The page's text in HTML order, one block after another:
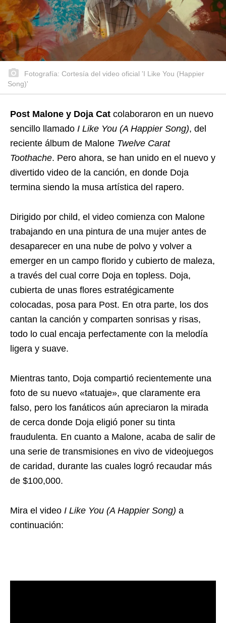
Fotografía: Cortesía del video oficial 'I Like You (Happier
Song)'
Post Malone y Doja Cat colaboraron en un nuevo
sencillo llamado I Like You (A Happier Song), del
reciente álbum de Malone Twelve Carat
Toothache. Pero ahora, se han unido en el nuevo y
divertido video de la canción, en donde Doja
termina siendo la musa artística del rapero.
Dirigido por child, el video comienza con Malone
trabajando en una pintura de una mujer antes de
desaparecer en una nube de polvo y volver a
emerger en un campo florido y cubierto de maleza,
a través del cual corre Doja en topless. Doja,
cubierta de unas flores estratégicamente
colocadas, posa para Post. En otra parte, los dos
cantan la canción y comparten sonrisas y risas,
todo lo cual encaja perfectamente con la melodía
ligera y suave.
Mientras tanto, Doja compartió recientemente una
foto de su nuevo «tatuaje», que claramente era
falso, pero los fanáticos aún apreciaron la mirada
de cerca donde Doja eligió poner su tinta
fraudulenta. En cuanto a Malone, acaba de salir de
una serie de transmisiones en vivo de videojuegos
de caridad, durante las cuales logró recaudar más
de $100,000.
Mira el video I Like You (A Happier Song) a
continuación: